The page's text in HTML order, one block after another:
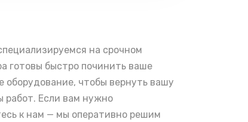
на срочном
готовы быстро починить ваше
оборудование, чтобы вернуть вашу
работ. Если вам нужно
к нам — мы оперативно решим